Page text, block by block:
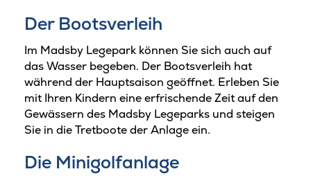
Der Bootsverleih
Im Madsby Legepark können Sie sich auch auf
das Wasser begeben. Der Bootsverleih hat
während der Hauptsaison geöffnet. Erleben Sie
mit Ihren Kindern eine erfrischende Zeit auf den
Gewässern des Madsby Legeparks und steigen
Sie in die Tretboote der Anlage ein.
Die Minigolfanlage